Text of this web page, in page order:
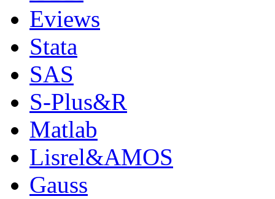
Eviews
Stata
SAS
S-Plus&R
Matlab
Lisrel&AMOS
Gauss